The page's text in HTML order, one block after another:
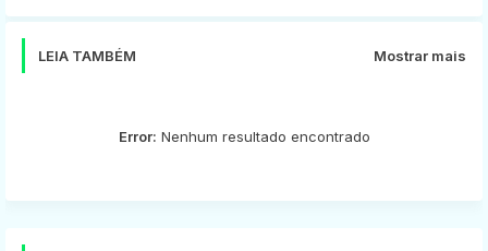
LEIA TAMBÉM Mostrar mais
Error: Nenhum resultado encontrado